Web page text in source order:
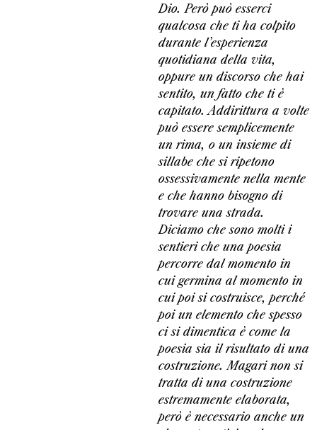
Dio. Però può esserci
qualcosa che ti ha colpito
durante l’esperienza
quotidiana della vita,
oppure un discorso che hai
sentito, un fatto che ti è
capitato. Addirittura a volte
può essere semplicemente
un rima, o un insieme di
sillabe che si ripetono
ossessivamente nella mente
e che hanno bisogno di
trovare una strada.
Diciamo che sono molti i
sentieri che una poesia
percorre dal momento in
cui germina al momento in
cui poi si costruisce, perché
poi un elemento che spesso
ci si dimentica è come la
poesia sia il risultato di una
costruzione. Magari non si
tratta di una costruzione
estremamente elaborata,
però è necessario anche un